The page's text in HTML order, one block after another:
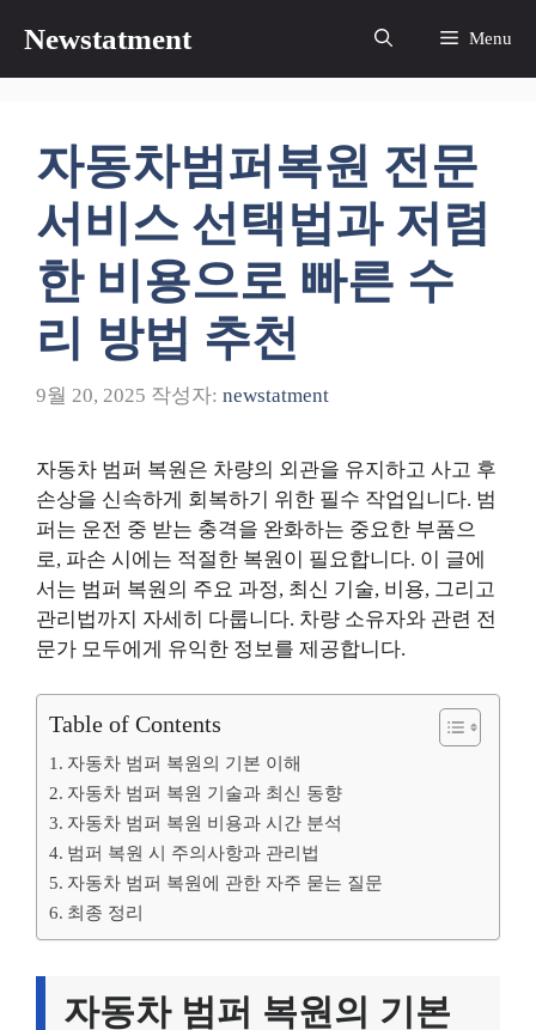
츠
Newstatment Menu
자동차범퍼복원 전문
서비스 선택법과 저렴
한 비용으로 빠른 수
리 방법 추천
9월 20, 2025 작성자: newstatment
자동차 범퍼 복원은 차량의 외관을 유지하고 사고 후
손상을 신속하게 회복하기 위한 필수 작업입니다. 범
퍼는 운전 중 받는 충격을 완화하는 중요한 부품으
로, 파손 시에는 적절한 복원이 필요합니다. 이 글에
서는 범퍼 복원의 주요 과정, 최신 기술, 비용, 그리고
관리법까지 자세히 다룹니다. 차량 소유자와 관련 전
문가 모두에게 유익한 정보를 제공합니다.
Table of Contents
자동차 범퍼 복원의 기본 이해
자동차 범퍼 복원 기술과 최신 동향
자동차 범퍼 복원 비용과 시간 분석
범퍼 복원 시 주의사항과 관리법
자동차 범퍼 복원에 관한 자주 묻는 질문
최종 정리
자동차 범퍼 복원의 기본